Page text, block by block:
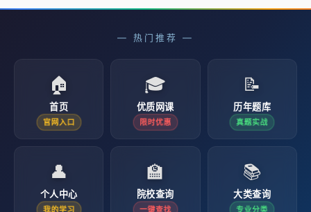
— 热门推荐 —
🏠
首页
官网入口
🎓
优质网课
限时优惠
📝
历年题库
真题实战
👤
个人中心
我的学习
🏫
院校查询
一键查找
📚
大类查询
专业分类